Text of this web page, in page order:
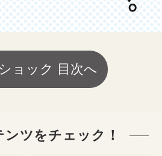
ョック 目次へ
ツをチェック！